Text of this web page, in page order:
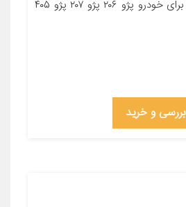
جنس ویسکوز مناسب برای خودرو پژو ۲۰۶ پژو ۲۰۷ پژو ۴۰۵
بررسی و خرید